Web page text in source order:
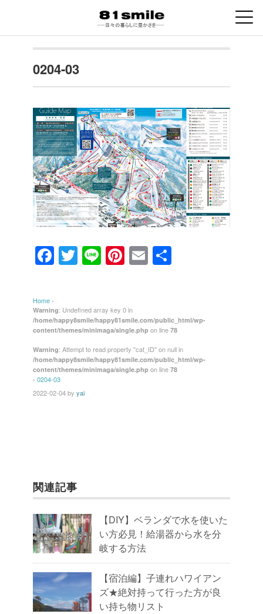
0204-03
F
a
e
b
o
o
k
T
wi
er
Li
n
Pi
nt
e
st
E
m
Home ›
Warning: Undefined array key 0 in
/home/happy8smile/happy81smile.com/public_html/wp-
content/themes/minimaga/single.php on line 78
Warning: Attempt to read property "cat_ID" on null in
/home/happy8smile/happy81smile.com/public_html/wp-
content/themes/minimaga/single.php on line 78
› 0204-03
2022-02-04by yai
関連記事
【DIY】ベランダで水を使いた
い方必見！給湯器から水を分
岐する方法
【宿泊編】子連れハワイアン
ズ★絶対持って行った方が良
い持ち物リスト